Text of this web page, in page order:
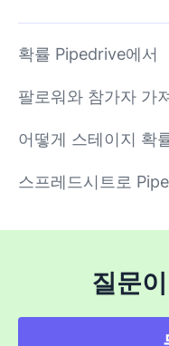
확률 Pipedrive에서
팔로워와 참가자 가
어떻게 스테이지 확
스프레드시트로
질문